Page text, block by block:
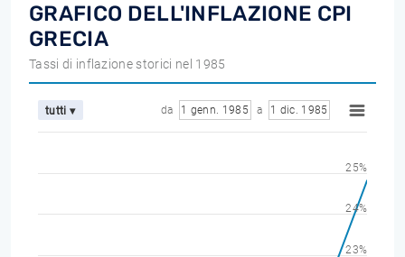
GRAFICO DELL'INFLAZIONE CPI
GRECIA
Tassi di inflazione storici nel 1985
tutti ▾ da 1 genn. 1985 a 1 dic. 1985
23%
24%
25%